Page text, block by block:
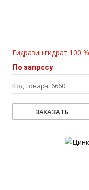
Гидразин гидрат 100 %
По запросу
Код товара: 6660
ЗАКАЗАТЬ